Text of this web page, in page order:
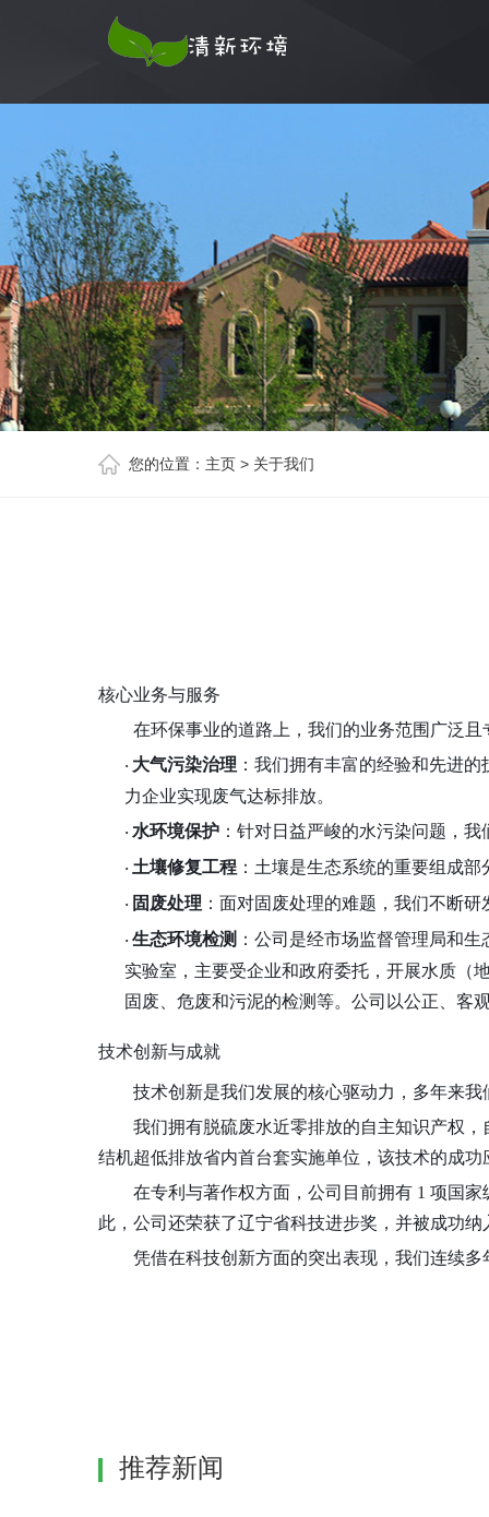
您的位置： 主页 > 关于我们
核心业务与服务
在环保事业的道路上，我们的业务范围广泛
· 大气污染治理 ：我们拥有丰富的经验和先进
力企业实现废气达标排放。
· 水环境保护 ：针对日益严峻的水污染问题，
· 土壤修复工程 ：土壤是生态系统的重要组成
· 固废处理 ：面对固废处理的难题，我们不断
· 生态环境检测 ：公司是经市场监督管理局和
实验室，主要受企业和政府委托，开展水质（
固废、危废和污泥的检测等。公司以公正、客
技术创新与成就
技术创新是我们发展的核心驱动力，多年来
我们拥有脱硫废水近零排放的自主知识产权，
结机超低排放省内首台套实施单位，该技术的成
在专利与著作权方面，公司目前拥有 1 项国家
此，公司还荣获了辽宁省科技进步奖，并被成功
凭借在科技创新方面的突出表现，我们连续
推荐新闻